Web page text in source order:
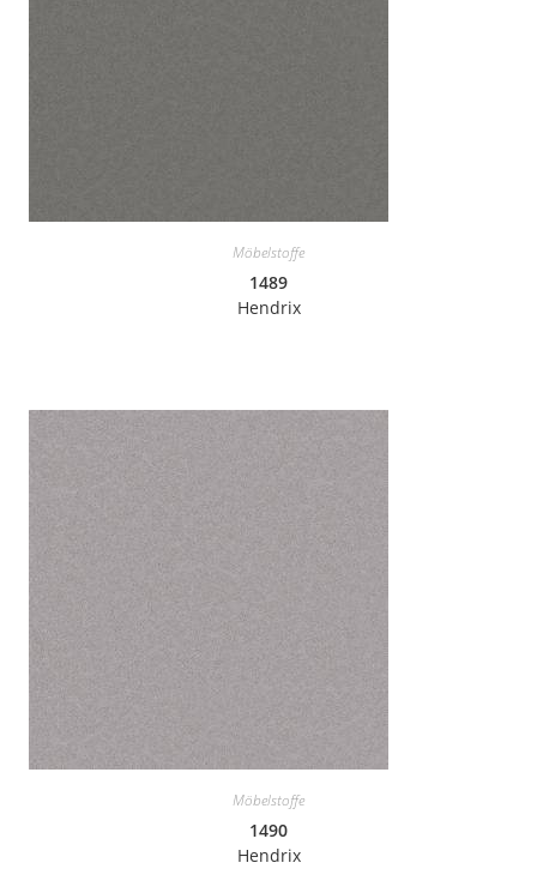
Möbelstoffe
1489
Hendrix
Möbelstoffe
1490
Hendrix